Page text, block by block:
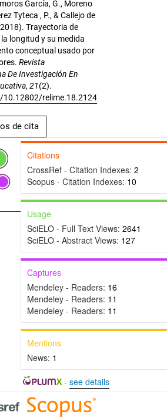
García, G., Moreno
Tyteca , P., & Callejo de
Trayectoria de
longitud y su medida
conceptual usado por
Revista
De Investigación En
, 21(2).
relime.18.2124
de cita
Citations
CrossRef - Citation Indexes: 2
Scopus - Citation Indexes: 10
Usage
SciELO - Full Text Views: 2641
SciELO - Abstract Views: 127
Captures
Mendeley - Readers: 16
Mendeley - Readers: 11
Mendeley - Readers: 11
Mentions
News: 1
- see details